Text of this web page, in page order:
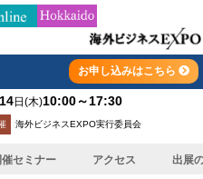
お申し込みはこちら
日 (木)10:00～17:30
海外ビジネスEXPO実行委員会
催セミナー アクセス 出展
式会社
企業